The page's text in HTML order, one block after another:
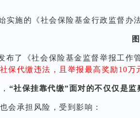
实施的《社会保险基金行政监督办
布了《社会保险基金监督举报工
保代缴违法，且举报最高奖励10万
“社保挂靠代缴”面对的不仅仅是监
会承担风险，受到影响：